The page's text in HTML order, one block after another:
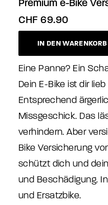
Premium e-Bike
CHF 69.90
IN DEN WARENKORB
Eine Panne? Ein
Dein E-Bike ist dir
Entsprechend
Missgeschick. Das
verhindern. Aber
Bike Versicherung
schützt dich und
und Beschädigung.
und Ersatzbike.